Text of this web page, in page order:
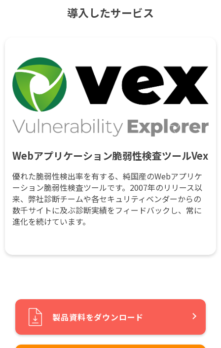
導入したサービス
Webアプリケーション脆弱性検査ツールVex
優れた脆弱性検出率を有する、純国産のWebアプリケ
ーション脆弱性検査ツールです。2007年のリリース以
来、弊社診断チームや各セキュリティベンダーからの
数千サイトに及ぶ診断実績をフィードバックし、常に
進化を続けています。
製品資料をダウンロード